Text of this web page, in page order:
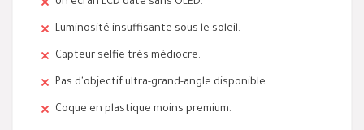
Un écran LCD daté sans OLED.
Luminosité insuffisante sous le soleil.
Capteur selfie très médiocre.
Pas d'objectif ultra-grand-angle disponible.
Coque en plastique moins premium.